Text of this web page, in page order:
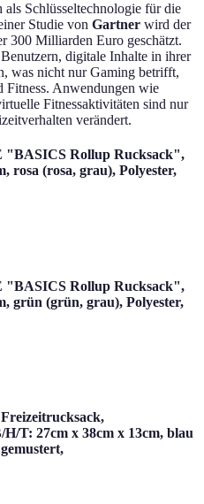
Schlüsseltechnologie für die
Studie von Gartner wird der
300 Milliarden Euro geschätzt.
digitale Inhalte in ihrer
was nicht nur Gaming betrifft,
Fitness. Anwendungen wie
Fitnessaktivitäten sind nur
verändert.
Rollup Rucksack",
rosa (rosa, grau), Polyester,
Rollup Rucksack",
grün (grün, grau), Polyester,
T: 27cm x 38cm x 13cm, blau